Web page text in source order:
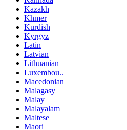
Kazakh
Khmer
Kurdish
Kyrgyz
Latin
Latvian
Lithuanian
Luxembou..
Macedonian
Malagasy
Malay
Malayalam
Maltese
Maori